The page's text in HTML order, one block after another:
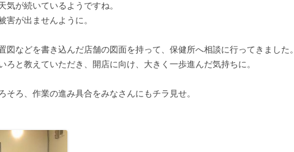
気が続いているようですね。
害が出ませんように。
図などを書き込んだ店舗の図面を持って、保健所へ相談に行ってきました。
ろと教えていただき、開店に向け、大きく一歩進んだ気持ちに。
そろ、作業の進み具合をみなさんにもチラ見せ。